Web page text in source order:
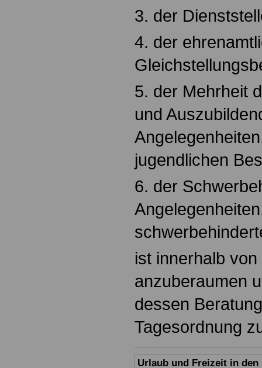
3. der
4. der
5. der Mehrheit
und
jugendlichen
6. der
ist innerhalb
anzuberaumen
dessen
Tagesordnung
Urlaub und Freizeit in